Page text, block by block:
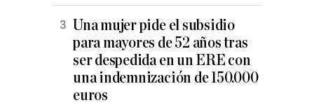
Una mujer pide el subsidio
para mayores de 52 años tras
ser despedida en un ERE con
una indemnización de 150.000
euros